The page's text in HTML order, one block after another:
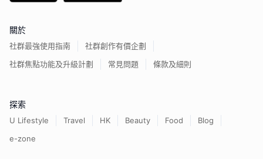
關於
社群最強使用指南
社群創作有價企劃
社群焦點功能及升級計劃
常見問題 條款及細則
探索
U Lifestyle Travel HK Beauty Food
Blog
e-zone